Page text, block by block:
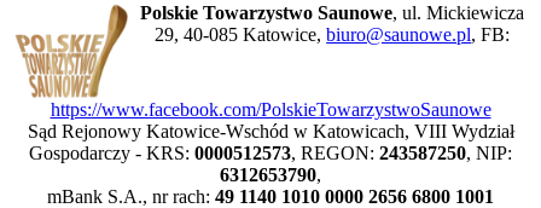
Polskie Towarzystwo Saunowe, ul. Mickiewicza
29, 40-085 Katowice,biuro@saunowe.pl, FB:
https://www.facebook.com/PolskieTowarzystwoSaunowe
Sąd Rejonowy Katowice-Wschód w Katowicach, VIII Wydział
Gospodarczy - KRS: 0000512573, REGON: 243587250, NIP:
6312653790,
mBank S.A., nr rach: 49 1140 1010 0000 2656 6800 1001